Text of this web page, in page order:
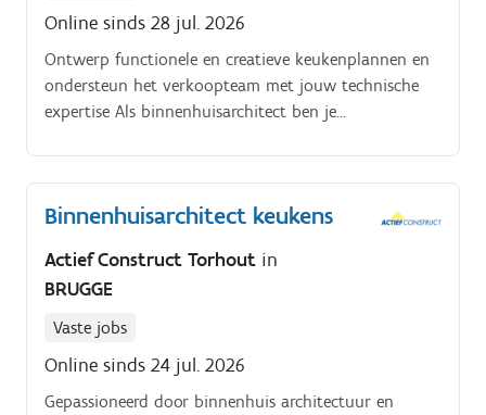
Online sinds 28 jul. 2026
Ontwerp functionele en creatieve keukenplannen en
ondersteun het verkoopteam met jouw technische
expertise Als binnenhuisarchitect ben je
klant. Je vertaalt ideeën naar concrete plannen en
biedt technische ondersteuning aan het
Binnenhuisarchitect keukens
Actief Construct Torhout in
BRUGGE
Vaste jobs
Online sinds 24 jul. 2026
Gepassioneerd door binnenhuis architectuur en